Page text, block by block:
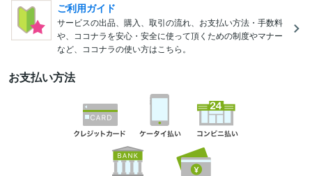
ご利用ガイド
サービスの出品、購入、取引の流れ、お支払い方法・手数料
や、ココナラを安心・安全に使って頂くための制度やマナー
など、ココナラの使い方はこちら。
お支払い方法